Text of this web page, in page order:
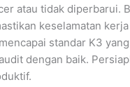
atau tidak diperbarui.
keselamatan
standar K3
dengan baik.